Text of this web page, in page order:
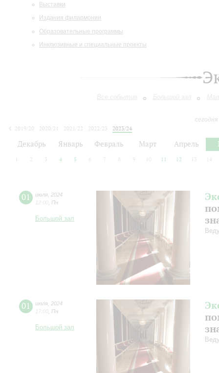
Выставки
Издания филармонии
Образовательные программы
Инклюзивные и специальные проекты
Все события Большой зал
2019/20
2020/21 2021/22 2022/23
2023/24
Декабрь Январь Февраль Март Апрель
2 3 4 5 6 7 8 9 10 11 12 13 14
01 июля 2024
12:00 Пн
Большой зал
01 июля 2024
17:00 Пн
Большой зал